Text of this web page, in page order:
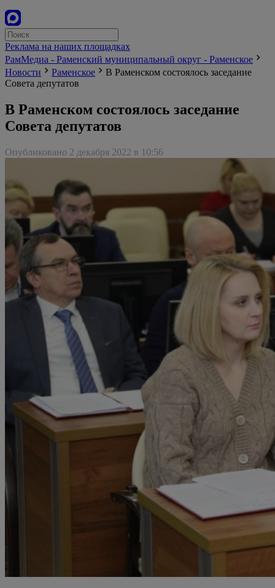
Реклама на наших площадках
РамМедиа - Раменский муниципальный округ - Раменское
Новости
Раменское
В Раменском состоялось заседание
Совета депутатов
В Раменском состоялось заседание
Совета депутатов
Опубликовано 2 декабря 2022 в 10:56